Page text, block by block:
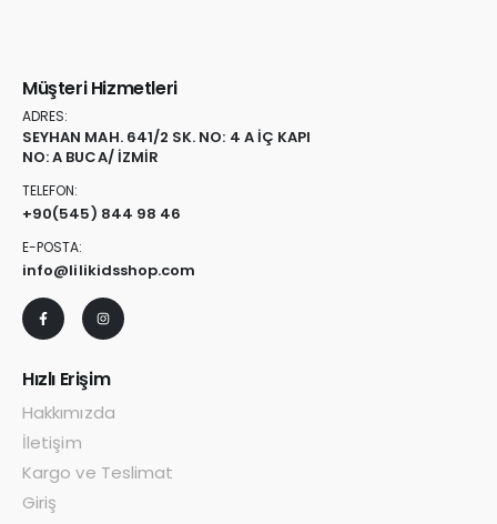
Müşteri Hizmetleri
ADRES:
SEYHAN MAH. 641/2 SK. NO: 4 A İÇ KAPI
NO: A BUCA/ İZMİR
TELEFON:
+90(545) 844 98 46
E-POSTA:
info@lilikidsshop.com
Hızlı Erişim
Hakkımızda
İletişim
Kargo ve Teslimat
Giriş